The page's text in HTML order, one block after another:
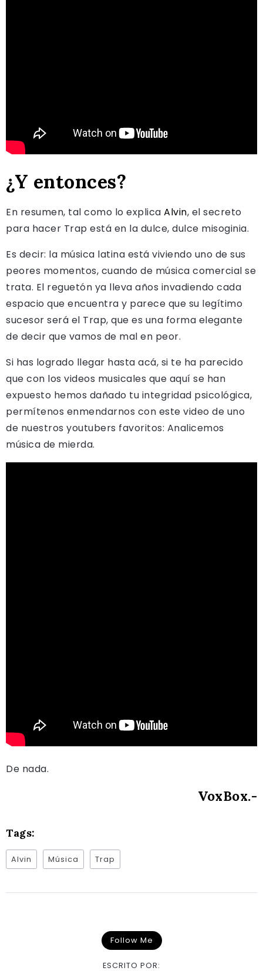
¿Y entonces?
En resumen, tal como lo explica Alvin, el secreto
para hacer Trap está en la dulce, dulce misoginia.
Es decir: la música latina está viviendo uno de sus
peores momentos, cuando de música comercial se
trata. El reguetón ya lleva años invadiendo cada
espacio que encuentra y parece que su legítimo
sucesor será el Trap, que es una forma elegante
de decir que vamos de mal en peor.
Si has logrado llegar hasta acá, si te ha parecido
que con los videos musicales que aquí se han
expuesto hemos dañado tu integridad psicológica,
permítenos enmendarnos con este video de uno
de nuestros youtubers favoritos: Analicemos
música de mierda.
De nada.
VoxBox.-
Tags:
Alvin Música Trap
Follow Me
ESCRITO POR: